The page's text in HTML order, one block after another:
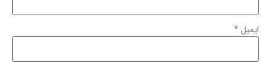
ایمیل*